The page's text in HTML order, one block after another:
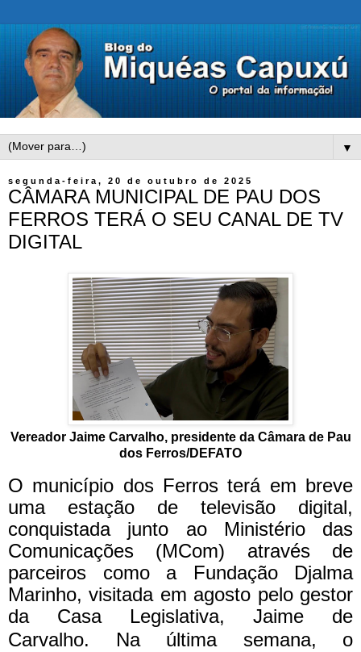
▼
segunda-feira, 20 de outubro de 2025
CÂMARA MUNICIPAL DE PAU DOS
FERROS TERÁ O SEU CANAL DE TV
DIGITAL
Vereador Jaime Carvalho, presidente da Câmara de Pau
dos Ferros/DEFATO
O município dos Ferros terá em breve
uma estação de televisão digital,
conquistada junto ao Ministério das
Comunicações (MCom) através de
parceiros como a Fundação Djalma
Marinho, visitada em agosto pelo gestor
da Casa Legislativa, Jaime de
Carvalho. Na última semana, o